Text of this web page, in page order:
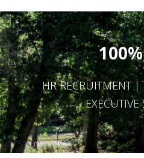
HR RECRUITMENT
EXECUTIVE